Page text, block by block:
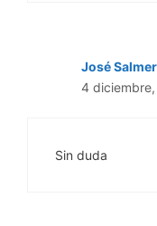
José
4
Sin duda